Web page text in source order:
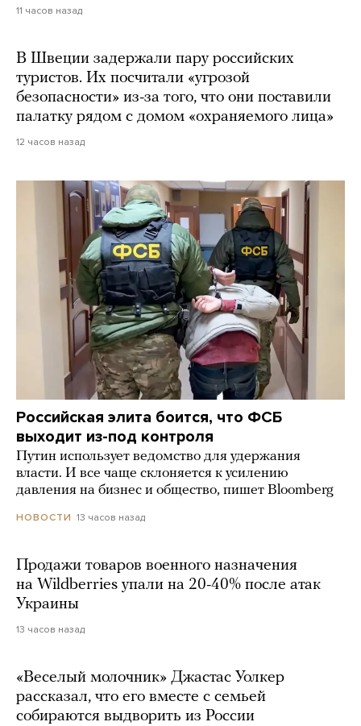
11 часов назад
В Швеции задержали пару российских
туристов. Их посчитали «угрозой
безопасности» из-за того, что они поставили
палатку рядом с домом «охраняемого лица»
12 часов назад
Российская элита боится, что ФСБ
выходит из-под контроля
Путин использует ведомство для удержания
власти. И все чаще склоняется к усилению
давления на бизнес и общество, пишет Bloomberg
НОВОСТИ 13 часов назад
Продажи товаров военного назначения
на Wildberries упали на 20-40% после атак
Украины
13 часов назад
«Веселый молочник» Джастас Уолкер
рассказал, что его вместе с семьей
собираются выдворить из России